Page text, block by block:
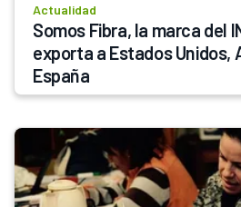
Actualidad
Somos Fibra, la marca del
exporta a Estados Unidos,
España